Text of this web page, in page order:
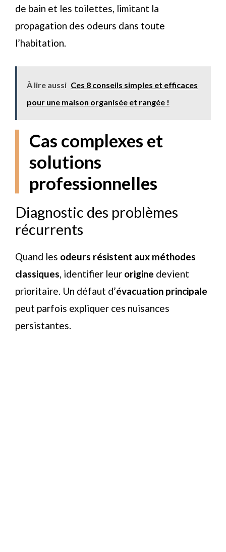
de bain et les toilettes, limitant la
propagation des odeurs dans toute
l’habitation.
À lire aussi Ces 8 conseils simples et efficaces
pour une maison organisée et rangée !
Cas complexes et
solutions
professionnelles
Diagnostic des problèmes
récurrents
Quand les odeurs résistent aux méthodes
classiques, identifier leur origine devient
prioritaire. Un défaut d’évacuation principale
peut parfois expliquer ces nuisances
persistantes.